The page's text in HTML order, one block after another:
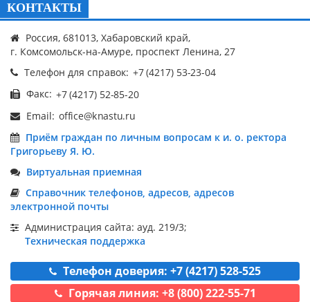
КОНТАКТЫ
Россия, 681013, Хабаровский край,
г. Комсомольск-на-Амуре, проспект Ленина, 27
Телефон для справок:
Факс:
Email:
Приём граждан по личным вопросам к и. о. ректора
Григорьеву Я. Ю.
Виртуальная приемная
Справочник телефонов, адресов, адресов
электронной почты
Администрация сайта: ауд. 219/3;
Техническая поддержка
Телефон доверия: +7 (4217) 528-525
Горячая линия: +8 (800) 222-55-71